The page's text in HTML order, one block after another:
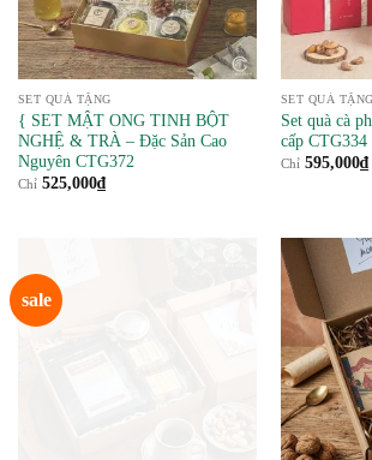
SET QUÀ TẶNG
{ SET MẬT ONG TINH BỘT
NGHỆ & TRÀ – Đặc Sản Cao
Nguyên CTG372
Chỉ 525,000₫
SET QUÀ TẶNG
Set quà cà
cấp CTG334
Chỉ 595,000₫
sale